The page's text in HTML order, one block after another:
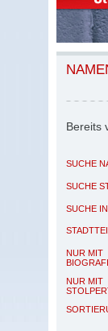
Bereits
SUCHE
SUCHE
SUCHE
NUR MIT
NUR MIT